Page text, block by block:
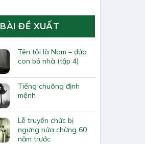
BÀI ĐỀ XUẤT
Tên tôi là Nam – đứa
con bỏ nhà (tập 4)
Tiếng chuông định
mệnh
Lễ truyền chức bị
ngưng nửa chừng 60
năm trước